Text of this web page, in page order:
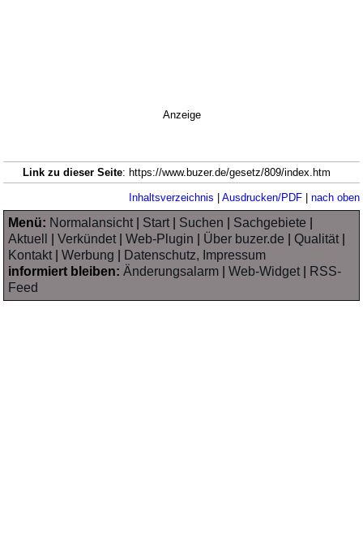
Anzeige
Link zu dieser Seite: https://www.buzer.de/gesetz/809/index.htm
Inhaltsverzeichnis | Ausdrucken/PDF| nach oben
Menü: Normalansicht| Start| Suchen Sachgebiete
Aktuell
|Verkündet|Web-Plugin Über buzer.de |Qualität|
Kontakt|Werbung
Datenschutz, Impressum
informiert bleiben: Änderungsalarm |Web-Widget|
RSS-
Feed